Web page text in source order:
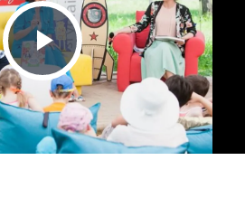
Play Video